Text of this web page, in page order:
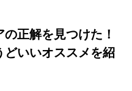
正解を見つけた！
どいいオススメを紹